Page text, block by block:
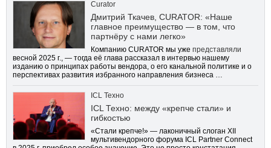
Curator
Дмитрий Ткачев, CURATOR: «Наше
главное преимущество — в том, что
партнёру с нами легко»
Компанию CURATOR мы уже представляли
весной 2025 г., — тогда её глава рассказал в интервью нашему
изданию о принципах работы вендора, о его канальной политике и о
перспективах развития избранного направления бизнеса …
ICL Техно
ICL Техно: между «крепче стали» и
гибкостью
«Стали крепче!» — лаконичный слоган XII
мультивендорного форума ICL Partner Connect